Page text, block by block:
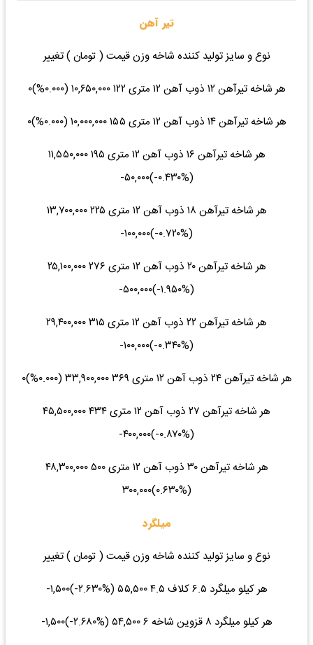
تیر آهن
نوع و سایز تولید کننده شاخه وزن قیمت ( تومان ) تغییر
هر شاخه تیرآهن ۱۲ ذوب آهن ۱۲ متری ۱۲۲ ۱۰,۶۵۰,۰۰۰ (۰.۰۰۰%)۰
هر شاخه تیرآهن ۱۴ ذوب آهن ۱۲ متری ۱۵۵ ۱۰,۰۰۰,۰۰۰ (۰.۰۰۰%)۰
هر شاخه تیرآهن ۱۶ ذوب آهن ۱۲ متری ۱۹۵ ۱۱,۵۵۰,۰۰۰
(‎-۰.۴۳۰%‌)‎-۵۰,۰۰۰‌
هر شاخه تیرآهن ۱۸ ذوب آهن ۱۲ متری ۲۲۵ ۱۳,۷۰۰,۰۰۰
(‎-۰.۷۲۰%‌)‎-۱۰۰,۰۰۰‌
هر شاخه تیرآهن ۲۰ ذوب آهن ۱۲ متری ۲۷۶ ۲۵,۱۰۰,۰۰۰
(‎-۱.۹۵۰%‌)‎-۵۰۰,۰۰۰‌
هر شاخه تیرآهن ۲۲ ذوب آهن ۱۲ متری ۳۱۵ ۲۹,۴۰۰,۰۰۰
(‎-۰.۳۴۰%‌)‎-۱۰۰,۰۰۰‌
هر شاخه تیرآهن ۲۴ ذوب آهن ۱۲ متری ۳۶۹ ۳۳,۹۰۰,۰۰۰ (۰.۰۰۰%)۰
هر شاخه تیرآهن ۲۷ ذوب آهن ۱۲ متری ۴۳۴ ۴۵,۵۰۰,۰۰۰
(‎-۰.۸۷۰%‌)‎-۴۰۰,۰۰۰‌
هر شاخه تیرآهن ۳۰ ذوب آهن ۱۲ متری ۵۰۰ ۴۸,۳۰۰,۰۰۰
(‎۰.۶۳۰%‌)‎۳۰۰,۰۰۰‌
میلگرد
نوع و سایز تولید کننده شاخه وزن قیمت ( تومان ) تغییر
هر کیلو میلگرد ۶.۵ کلاف ۴.۵ ۵۵,۵۰۰ (‎-۲.۶۳۰%‌)‎-۱,۵۰۰‌
هر کیلو میلگرد ۸ قزوین شاخه ۶ ۵۴,۵۰۰ (‎-۲.۶۸۰%‌)‎-۱,۵۰۰‌